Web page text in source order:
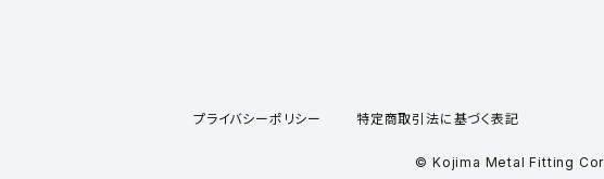
プライバシーポリシー 特定商取引法に基づく表記
© Kojima Metal Fitting